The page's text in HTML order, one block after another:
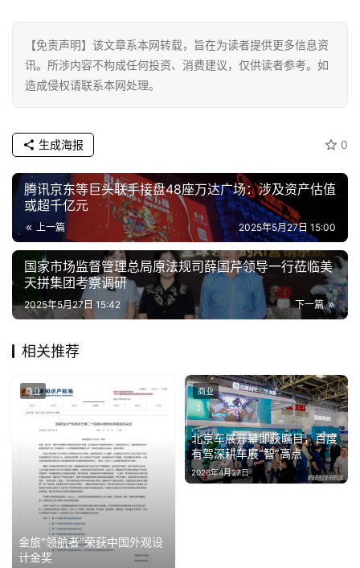
商
业
消
费
生
活
技
财
经
题
【免责声明】该文章系本网转载，旨在为读者提供更多信息资
讯。所涉内容不构成任何投资、消费建议，仅供读者参考。如
造成侵权请联系本网处理。
0
生成海报
腾讯京东等巨头联手接盘48座万达广场：涉及资产估值
或超千亿元
上一篇 2025年5月27日 15:00
国家市场监督管理总局原法规司薛国芹领导一行莅临美
天拼集团考察调研
下一篇
2025年5月27日 15:42
相关推荐
金旅“领航者”荣获中国外观设
计金奖
商业
北京车展开幕即获瞩目，百度
有驾深耕车展“智”高点
2026年4月27日
商业